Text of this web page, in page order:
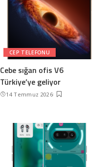
CEP TELEFONU
Cebe sığan ofis V6
Türkiye’ye geliyor
14 Temmuz 2026